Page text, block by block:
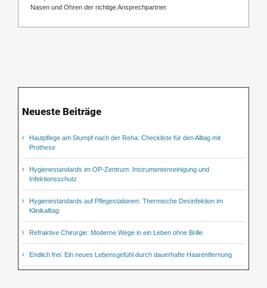
Nasen und Ohren der richtige Ansprechpartner.
Neueste Beiträge
Hautpflege am Stumpf nach der Reha: Checkliste für den Alltag mit
Prothese
Hygienestandards im OP-Zentrum: Instrumentenreinigung und
Infektionsschutz
Hygienestandards auf Pflegestationen: Thermische Desinfektion im
Klinikalltag
Refraktive Chirurgie: Moderne Wege in ein Leben ohne Brille
Endlich frei: Ein neues Lebensgefühl durch dauerhafte Haarentfernung